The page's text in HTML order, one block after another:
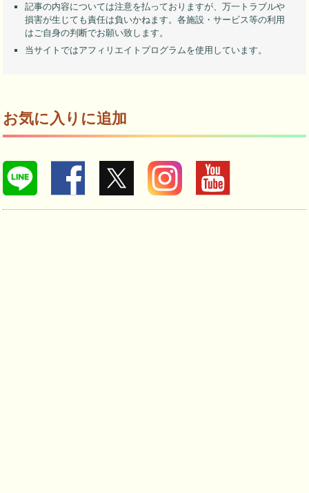
記事の内容については注意を払っておりますが、万一トラブルや
損害が生じても責任は負いかねます。各施設・サービス等の利用
はご自身の判断でお願い致します。
当サイトではアフィリエイトプログラムを使用しています。
お気に入りに追加